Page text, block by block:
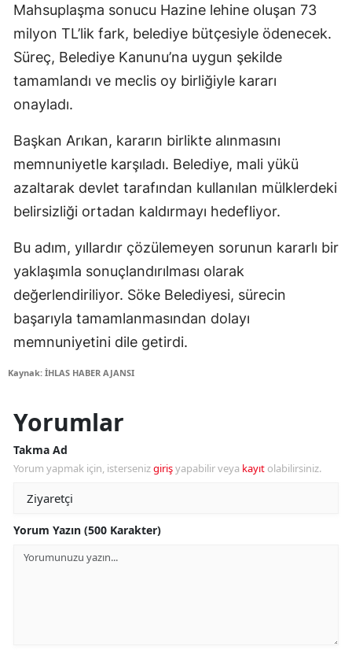
Mahsuplaşma sonucu Hazine lehine oluşan 73
milyon TL’lik fark, belediye bütçesiyle ödenecek.
Süreç, Belediye Kanunu’na uygun şekilde
tamamlandı ve meclis oy birliğiyle kararı
onayladı.
Başkan Arıkan, kararın birlikte alınmasını
memnuniyetle karşıladı. Belediye, mali yükü
azaltarak devlet tarafından kullanılan mülklerdeki
belirsizliği ortadan kaldırmayı hedefliyor.
Bu adım, yıllardır çözülemeyen sorunun kararlı bir
yaklaşımla sonuçlandırılması olarak
değerlendiriliyor. Söke Belediyesi, sürecin
başarıyla tamamlanmasından dolayı
memnuniyetini dile getirdi.
Kaynak: İHLAS HABER AJANSI
Yorumlar
Takma Ad
Yorum yapmak için, istersenizgirişyapabilir veya kayıt olabilirsiniz.
Yorum Yazın (500 Karakter)